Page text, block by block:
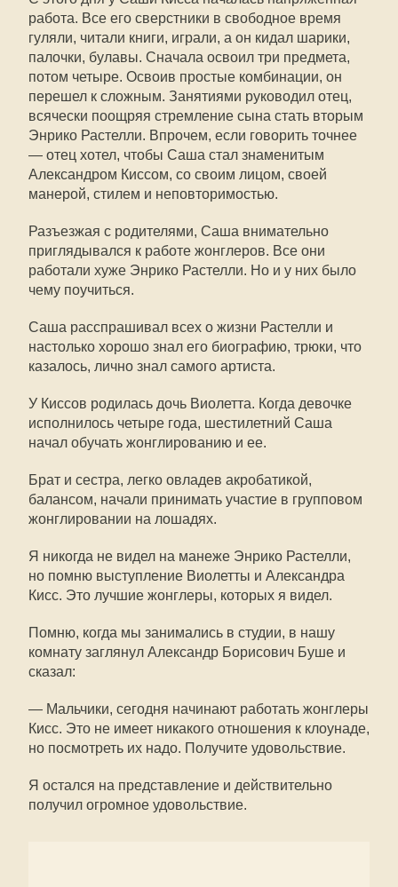
работа. Все его сверстники в свободное время
гуляли, читали книги, играли, а он кидал шарики,
палочки, булавы. Сначала освоил три предмета,
потом четыре. Освоив простые комбинации, он
перешел к сложным. Занятиями руководил отец,
всячески поощряя стремление сына стать вторым
Энрико Растелли. Впрочем, если говорить точнее
— отец хотел, чтобы Саша стал знаменитым
Александром Киссом, со своим лицом, своей
манерой, стилем и неповторимостью.
Разъезжая с родителями, Саша внимательно
приглядывался к работе жонглеров. Все они
работали хуже Энрико Растелли. Но и у них было
чему поучиться.
Саша расспрашивал всех о жизни Растелли и
настолько хорошо знал его биографию, трюки, что
казалось, лично знал самого артиста.
У Киссов родилась дочь Виолетта. Когда девочке
исполнилось четыре года, шестилетний Саша
начал обучать жонглированию и ее.
Брат и сестра, легко овладев акробатикой,
балансом, начали принимать участие в групповом
жонглировании на лошадях.
Я никогда не видел на манеже Энрико Растелли,
но помню выступление Виолетты и Александра
Кисс. Это лучшие жонглеры, которых я видел.
Помню, когда мы занимались в студии, в нашу
комнату заглянул Александр Борисович Буше и
сказал:
— Мальчики, сегодня начинают работать жонглеры
Кисс. Это не имеет никакого отношения к клоунаде,
но посмотреть их надо. Получите удовольствие.
Я остался на представление и действительно
получил огромное удовольствие.